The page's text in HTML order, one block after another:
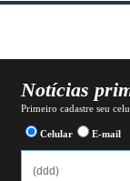
Notícias
Primeiro cadastre seu
Celular E-mail